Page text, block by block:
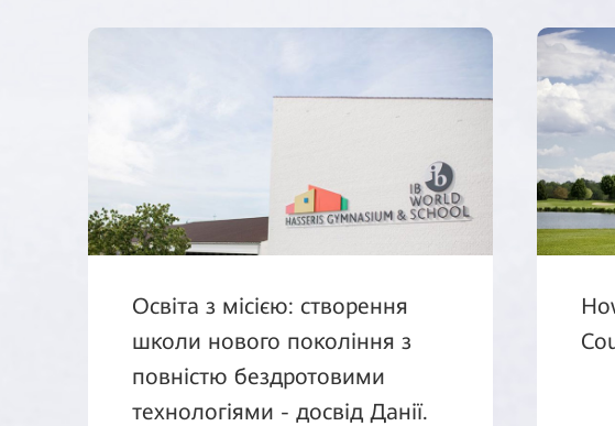
Освіта з місією: створення
школи нового покоління з
повністю бездротовими
технологіями - досвід Данії.